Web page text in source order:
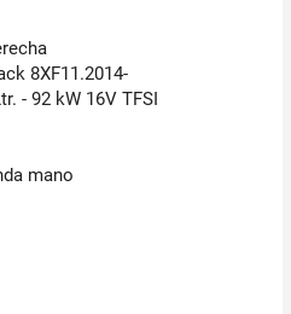
8XF11.2014-
- 92 kW 16V TFSI
mano